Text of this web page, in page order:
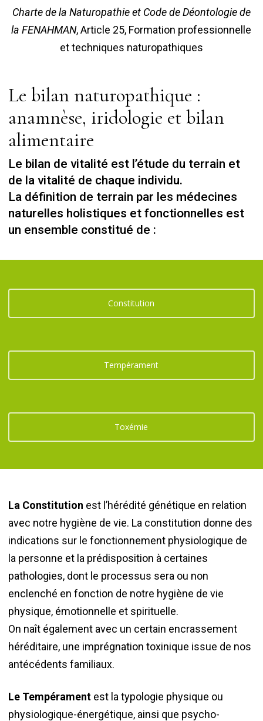
Charte de la Naturopathie et Code de Déontologie de
la FENAHMAN, Article 25, Formation professionnelle
et techniques naturopathiques
Le bilan naturopathique :
anamnèse, iridologie et bilan
alimentaire
Le bilan de vitalité est l’étude du terrain et
de la vitalité de chaque individu.
La définition de terrain par les médecines
naturelles holistiques et fonctionnelles est
un ensemble constitué de :
Constitution
Tempérament
Toxémie
La Constitution est l’hérédité génétique en relation
avec notre hygiène de vie. La constitution donne des
indications sur le fonctionnement physiologique de
la personne et la prédisposition à certaines
pathologies, dont le processus sera ou non
enclenché en fonction de notre hygiène de vie
physique, émotionnelle et spirituelle.
On naît également avec un certain encrassement
héréditaire, une imprégnation toxinique issue de nos
antécédents familiaux.
Le Tempéramentest la typologie physique ou
physiologique-énergétique, ainsi que psycho-